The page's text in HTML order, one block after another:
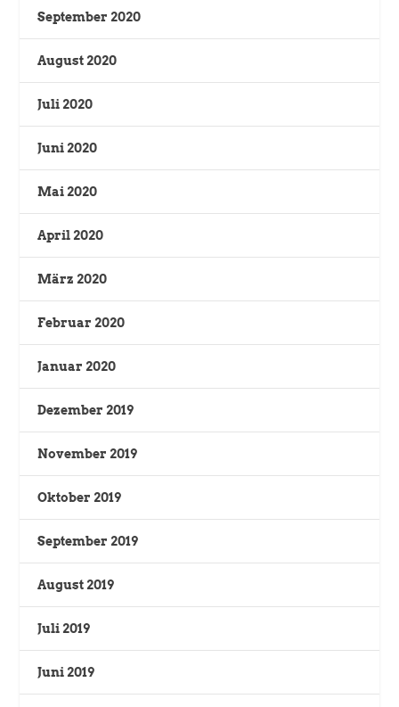
September 2020
August 2020
Juli 2020
Juni 2020
Mai 2020
April 2020
März 2020
Februar 2020
Januar 2020
Dezember 2019
November 2019
Oktober 2019
September 2019
August 2019
Juli 2019
Juni 2019